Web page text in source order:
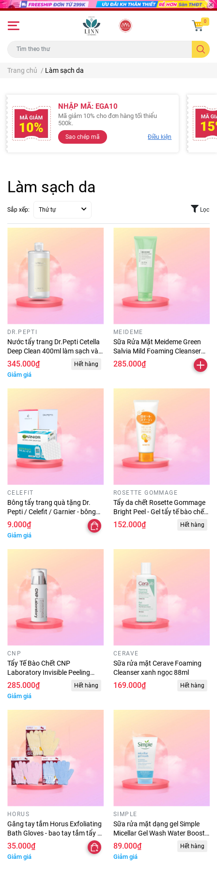
0
Trang chủ / Làm sạch da
NHẬP MÃ: EGA10
Mã giảm 10% cho đơn hàng tối thiểu
500k.
Sao chép mã Điều kiện
Làm sạch da
Sắp xếp: Thứ tự Lọc
DR.PEPTI
Nước tẩy trang Dr.Pepti Cetella
Deep Clean 400ml làm sạch và
phục hồi làn da - cao cấp chính
345.000₫ Hết hàng
Giảm giá
MEIDEME
Sữa Rửa Mặt Meideme Green
Salvia Mild Foaming Cleanser
180ml
285.000₫
CELEFIT
Bông tẩy trang quà tặng Dr.
Pepti / Celefit / Garnier - bông
tẩy trang sample từ các hãng
cao cấp
9.000₫
Giảm giá
ROSETTE GOMMAGE
Tẩy da chết Rosette Gommage
Bright Peel - Gel tẩy tế bào chết
dưỡng sáng da rosette Nhật
Bản 180g
152.000₫ Hết hàng
CNP
Tẩy Tế Bào Chết CNP
Laboratory Invisible Peeling
Booster Essence 100ml
285.000₫ Hết hàng
Giảm giá
CERAVE
Sữa rửa mặt Cerave Foaming
Cleanser xanh ngọc 88ml
169.000₫ Hết hàng
HORUS
Găng tay tắm Horus Exfoliating
Bath Gloves - bao tay tắm tẩy tế
bào chết body cao cấp chính
35.000₫
Giảm giá
SIMPLE
Sữa rửa mặt dạng gel Simple
Micellar Gel Wash Water Boost
cấp ẩm đa tầng & làm sạch sâu
cho da 150ml
89.000₫ Hết hàng
Giảm giá